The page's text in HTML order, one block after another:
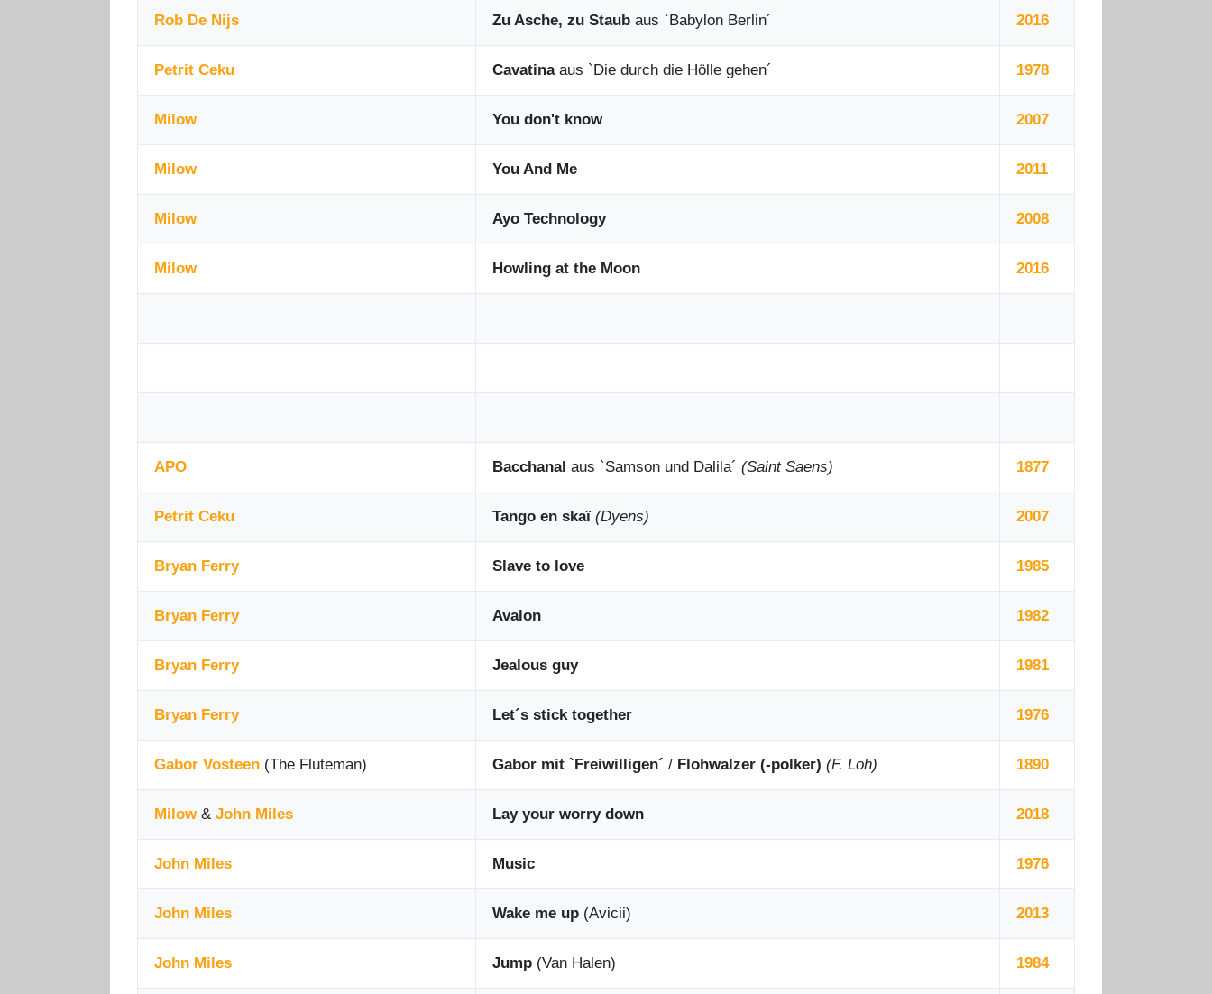
Rob De Nijs Zu Asche, zu Staub aus `Babylon Berlin´ 2016
Petrit Ceku Cavatinaaus `Die durch die Hölle gehen´ 1978
Milow You don't know 2007
Milow You And Me 2011
Milow Ayo Technology 2008
Milow Howling at the Moon 2016
APO Bacchanal aus `Samson und Dalila´ (Saint Saens) 1877
Petrit Ceku Tango en skaï (Dyens) 2007
Bryan Ferry Slave to love 1985
Bryan Ferry Avalon 1982
Bryan Ferry Jealous guy 1981
Bryan Ferry Let´s stick together 1976
Gabor Vosteen (The Fluteman) Gabor mit `Freiwilligen´ / Flohwalzer (-polker) (F. Loh) 1890
Milow& John Miles Lay your worry down 2018
John Miles Music 1976
John Miles Wake me up (Avicii) 2013
John Miles Jump (Van Halen) 1984